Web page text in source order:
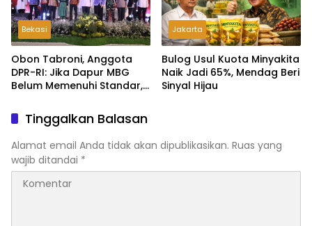
Bekasi
Obon Tabroni, Anggota
DPR-RI: Jika Dapur MBG
Belum Memenuhi Standar,
Ditutup
Jakarta
Bulog Usul Kuota Minyakita
Naik Jadi 65%, Mendag Beri
Sinyal Hijau
Tinggalkan Balasan
Alamat email Anda tidak akan dipublikasikan. Ruas yang
wajib ditandai *